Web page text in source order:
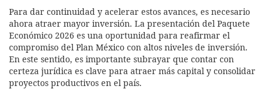
Para dar continuidad y acelerar estos avances, es necesario
ahora atraer mayor inversión. La presentación del Paquete
Económico 2026 es una oportunidad para reafirmar el
compromiso del Plan México con altos niveles de inversión.
En este sentido, es importante subrayar que contar con
certeza jurídica es clave para atraer más capital y consolidar
proyectos productivos en el país.